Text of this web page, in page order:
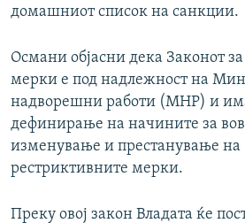
домашниот список на санкции.
Османи објасни дека Законот
мерки е под надлежност на
надворешни работи (МНР) и
дефинирање на начините за
изменување и престанување на
рестриктивните мерки.
Преку овој закон Владата ќе